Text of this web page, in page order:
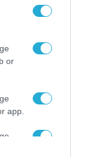
or
app.